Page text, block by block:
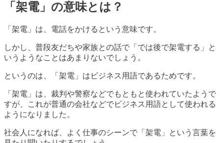
「架電」の意味とは？
「架電」は、電話をかけるという意味です。
しかし、普段友だちや家族との話で「では後で架電する」と
いうようなことはあまりないでしょう。
というのは、「架電」はビジネス用語であるためです。
「架電」は、裁判や警察などでもともと使われていたようで
すが、これが普通の会社などでビジネス用語として使われる
ようになりました。
社会人になれば、よく仕事のシーンで「架電」という言葉を